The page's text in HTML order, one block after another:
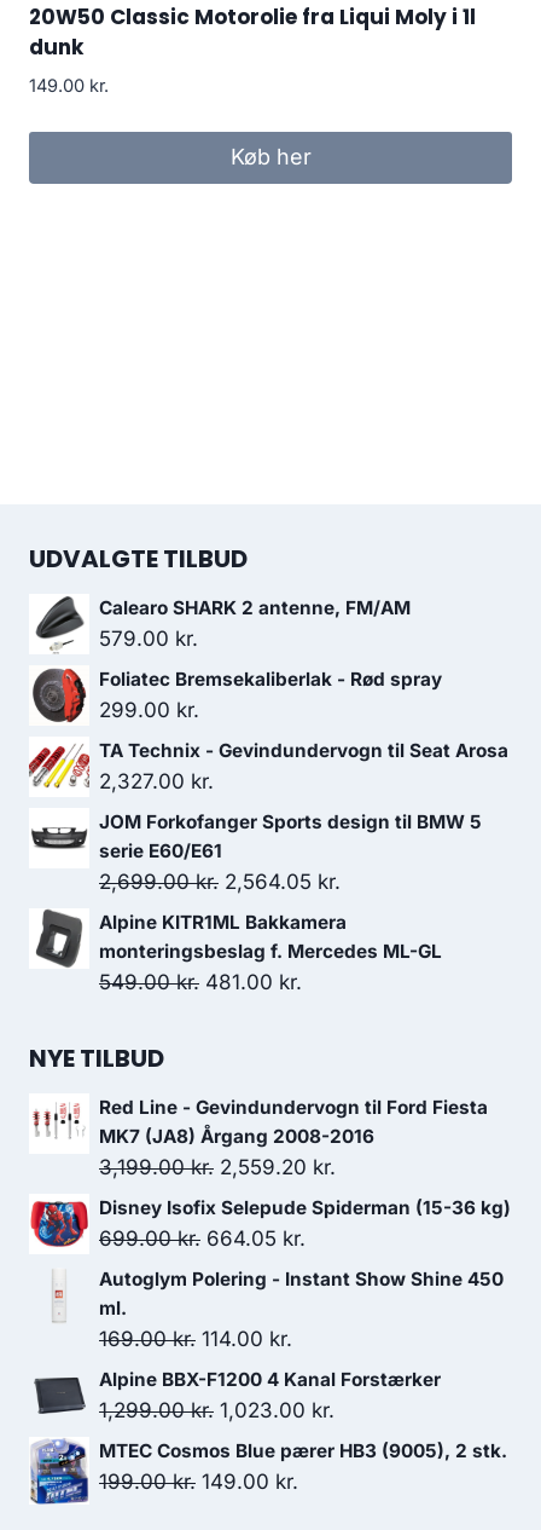
20W50 Classic Motorolie fra Liqui Moly i 1l
dunk
149.00 kr.
Køb her
UDVALGTE TILBUD
Calearo SHARK 2 antenne, FM/AM
579.00 kr.
Foliatec Bremsekaliberlak - Rød spray
299.00 kr.
TA Technix - Gevindundervogn til Seat Arosa
2,327.00 kr.
JOM Forkofanger Sports design til BMW 5
serie E60/E61
2,699.00kr. Den
oprindelige
pris
var:
2,564.05 kr.
aktuelle
pris
Alpine KITR1ML Bakkamera
monteringsbeslag f. Mercedes ML-GL
549.00kr. Den
549.00 kr..
481.00 kr.
481.00 kr..
NYE TILBUD
Red Line - Gevindundervogn til Ford Fiesta
MK7 (JA8) Årgang 2008-2016
3,199.00kr. Den
oprindelige
pris
3,199.00 kr..
2,559.20 kr.
aktuelle
Disney Isofix Selepude Spiderman (15-36 kg)
699.00kr. Den
oprindelige
var:
699.00 kr..
664.05 kr.
aktuelle
664.05 kr..
Autoglym Polering - Instant Show Shine 450
ml.
169.00kr. Den
oprindelige
pris
169.00 kr..
114.00 kr.
aktuelle
pris
Alpine BBX-F1200 4 Kanal Forstærker
1,299.00kr. Den
oprindelige
pris
1,023.00 kr.
aktuelle
MTEC Cosmos Blue pærer HB3 (9005), 2 stk.
199.00kr. Den
149.00 kr.